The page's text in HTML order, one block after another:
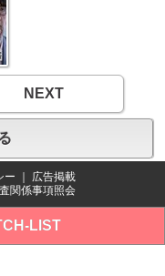
NEXT
ー
広告掲載
関係事項照会
LIST